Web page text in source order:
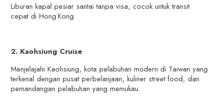
Liburan kapal pesiar santai tanpa visa, cocok untuk transit
cepat di Hong Kong.
2. Kaohsiung Cruise
Menjelajahi Kaohsiung, kota pelabuhan modern di Taiwan yang
terkenal dengan pusat perbelanjaan, kuliner street food, dan
pemandangan pelabuhan yang memukau.